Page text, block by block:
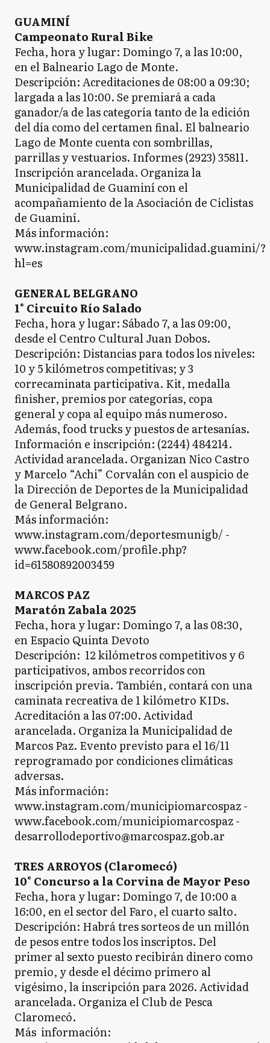
GUAMINÍ
Campeonato Rural Bike
Fecha, hora y lugar: Domingo 7, a las 10:00,
en el Balneario Lago de Monte.
Descripción: Acreditaciones de 08:00 a 09:30;
largada a las 10:00. Se premiará a cada
ganador/a de las categoría tanto de la edición
del día como del certamen final. El balneario
Lago de Monte cuenta con sombrillas,
parrillas y vestuarios. Informes (2923) 35811.
Inscripción arancelada. Organiza la
Municipalidad de Guaminí con el
acompañamiento de la Asociación de Ciclistas
de Guaminí.
Más información:
www.instagram.com/municipalidad.guamini/?
hl=es
GENERAL BELGRANO
1° Circuito Río Salado
Fecha, hora y lugar: Sábado 7, a las 09:00,
desde el Centro Cultural Juan Dobos.
Descripción: Distancias para todos los niveles:
10 y 5 kilómetros competitivas; y 3
correcaminata participativa. Kit, medalla
finisher, premios por categorías, copa
general y copa al equipo más numeroso.
Además, food trucks y puestos de artesanías.
Información e inscripción: (2244) 484214.
Actividad arancelada. Organizan Nico Castro
y Marcelo “Achi” Corvalán con el auspicio de
la Dirección de Deportes de la Municipalidad
de General Belgrano.
Más información:
www.instagram.com/deportesmunigb/ -
www.facebook.com/profile.php?
id=61580892003459
MARCOS PAZ
Maratón Zabala 2025
Fecha, hora y lugar: Domingo 7, a las 08:30,
en Espacio Quinta Devoto
Descripción: 12 kilómetros competitivos y 6
participativos, ambos recorridos con
inscripción previa. También, contará con una
caminata recreativa de 1 kilómetro KIDs.
Acreditación a las 07:00. Actividad
arancelada. Organiza la Municipalidad de
Marcos Paz. Evento previsto para el 16/11
reprogramado por condiciones climáticas
adversas.
Más información:
www.instagram.com/municipiomarcospaz -
www.facebook.com/municipiomarcospaz -
desarrollodeportivo@marcospaz.gob.ar
TRES ARROYOS (Claromecó)
10° Concurso a la Corvina de Mayor Peso
Fecha, hora y lugar: Domingo 7, de 10:00 a
16:00, en el sector del Faro, el cuarto salto.
Descripción: Habrá tres sorteos de un millón
de pesos entre todos los inscriptos. Del
primer al sexto puesto recibirán dinero como
premio, y desde el décimo primero al
vigésimo, la inscripción para 2026.Actividad
arancelada. Organiza el Club de Pesca
Claromecó.
Más información: